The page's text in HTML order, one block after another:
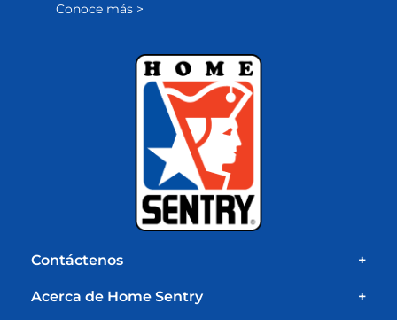
Conoce más >
Contáctenos +
Acerca de Home Sentry +